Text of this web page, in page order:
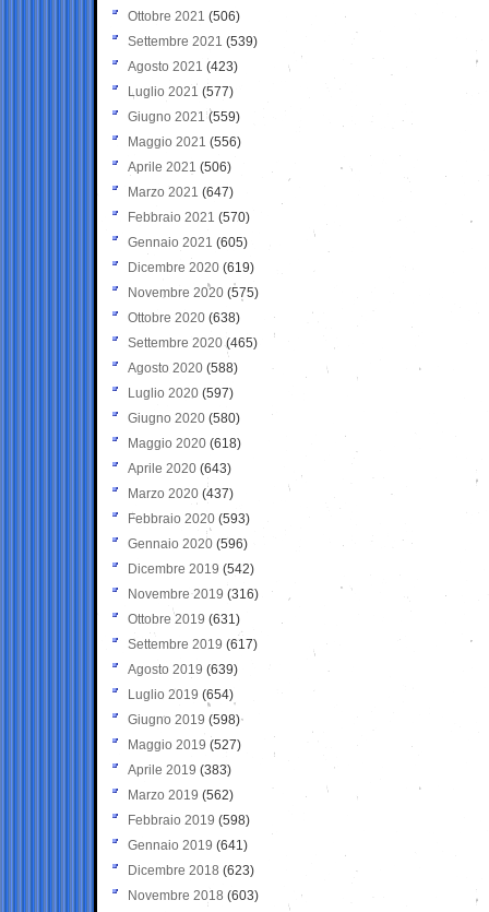
Ottobre 2021 (506)
Settembre 2021 (539)
Agosto 2021 (423)
Luglio 2021 (577)
Giugno 2021(559)
Maggio 2021 (556)
Aprile 2021 (506)
Marzo 2021 (647)
Febbraio 2021 (570)
Gennaio 2021 (605)
Dicembre 2020 (619)
Novembre 2020 (575)
Ottobre 2020 (638)
Settembre 2020(465)
Agosto 2020 (588)
Luglio 2020 (597)
Giugno 2020 (580)
Maggio 2020 (618)
Aprile 2020 (643)
Marzo 2020 (437)
Febbraio 2020 (593)
Gennaio 2020 (596)
Dicembre 2019 (542)
Novembre 2019 (316)
Ottobre 2019 (631)
Settembre 2019 (617)
Agosto 2019 (639)
Luglio 2019 (654)
Giugno 2019 (598)
Maggio 2019 (527)
Aprile 2019 (383)
Marzo 2019 (562)
Febbraio 2019 (598)
Gennaio 2019 (641)
Dicembre 2018 (623)
Novembre 2018 (603)